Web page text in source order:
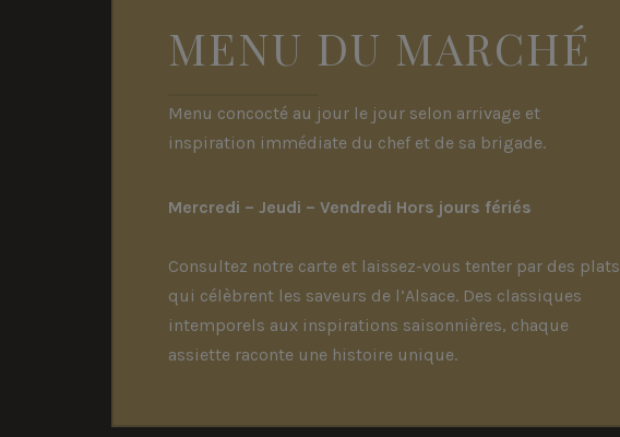
MENU DU MARCHÉ
Menu concocté au jour le jour selon arrivage et
inspiration immédiate du chef et de sa brigade.
Mercredi – Jeudi – Vendredi Hors jours fériés
Consultez notre carte et laissez-vous tenter par des plats
qui célèbrent les saveurs de l’Alsace. Des classiques
intemporels aux inspirations saisonnières, chaque
assiette raconte une histoire unique.